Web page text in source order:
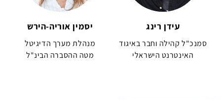
עידן רינג
סמנכ"ל קהילה וחבר באיגוד
האינטרנט הישראלי
יסמין אוריה-הירש
מנהלת מערך הדיגיטל
מטה ההסברה הבינ"ל